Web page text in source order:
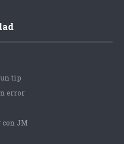
tip
error
con JM